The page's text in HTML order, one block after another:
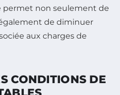
permet non seulement de
de diminuer
aux charges de
CONDITIONS DE